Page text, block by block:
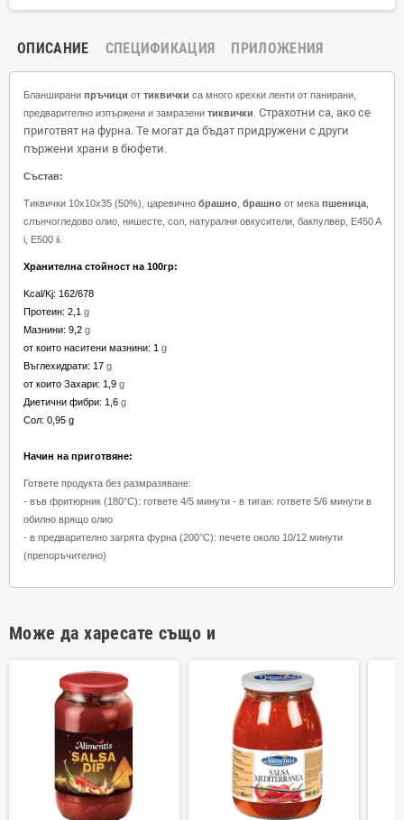
ОПИСАНИЕ СПЕЦИФИКАЦИЯ ПРИЛОЖЕНИЯ
Бланширани пръчици от тиквички са много крехки ленти от панирани,
предварително изпържени и замразени тиквички Страхотни са, ако се
приготвят на фурна. Те могат да бъдат придружени с други
пържени храни в бюфети.
Състав:
Тиквички 10х10х35 (50%), царевично брашно брашно от мека пшеница
слънчогледово олио, нишесте, сол, натурални овкусители, бакпулвер, E450 A
i, E500 ii.
Хранителна стойност на 100гр:
Kcal/Kj: 162/678
Протеин: 2,1 g
Mазнини: 9,2 g
от които наситени мазнини: 1 g
Въглехидрати: 17 g
от които Захари: 1,9 g
Диетични фибри: 1,6 g
Сол: 0,95 g
Начин на приготвяне:
Гответе продукта без размразяване:
- във фритюрник (180°C): гответе 4/5 минути - в тиган: гответе 5/6 минути в
обилно врящо олио
- в предварително загрята фурна (200°C): печете около 10/12 минути
(препоръчително)
Може да харесате също и